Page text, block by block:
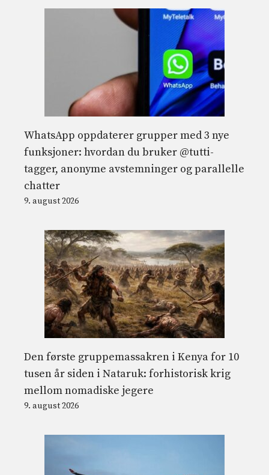
WhatsApp oppdaterer grupper med 3 nye
funksjoner: hvordan du bruker @tutti-
tagger, anonyme avstemninger og parallelle
chatter
9. august 2026
Den første gruppemassakren i Kenya for 10
tusen år siden i Nataruk: forhistorisk krig
mellom nomadiske jegere
9. august 2026